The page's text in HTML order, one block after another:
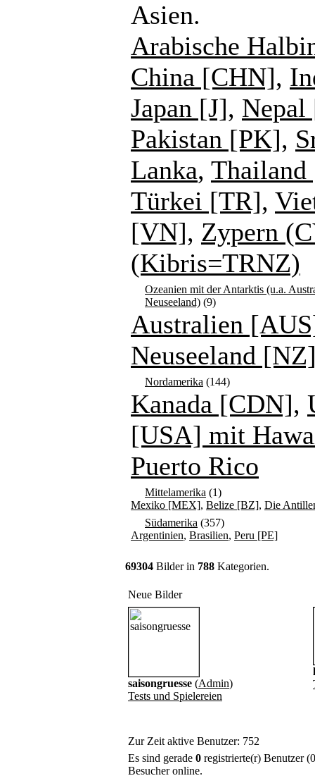
Asien.
Arabische
China [CHN],
Japan [J],
Pakistan [PK],
Lanka,
Türkei [TR],
[VN], Zypern
(Kibris=TRNZ)
Ozeanien mit der Antarktis (u.a.
Neuseeland) (9)
Australien
Neuseeland
Nordamerika (144)
Kanada [CDN],
[USA] mit
Puerto Rico
Mittelamerika (1)
Mexiko [MEX], Belize [BZ], Die
Südamerika (357)
Argentinien, Brasilien, Peru [PE]
69304 Bilder in 788 Kategorien.
Neue Bilder
saisongruesse (Admin)
Tests und Spielereien
Zur Zeit aktive Benutzer: 752
Es sind gerade 0 registrierte(r) Benutzer
Besucher online.